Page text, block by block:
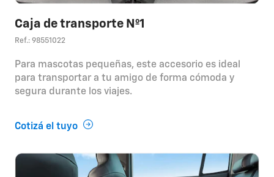
Caja de transporte Nº1
Ref.: 98551022
Para mascotas pequeñas, este accesorio es ideal
para transportar a tu amigo de forma cómoda y
segura durante los viajes.
Cotizá el tuyo